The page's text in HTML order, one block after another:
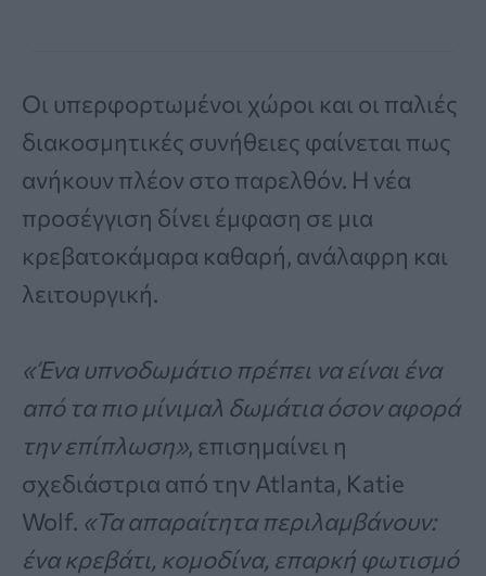
Οι υπερφορτωμένοι χώροι και οι παλιές
διακοσμητικές συνήθειες φαίνεται πως
ανήκουν πλέον στο παρελθόν. Η νέα
προσέγγιση δίνει έμφαση σε μια
κρεβατοκάμαρα καθαρή, ανάλαφρη και
λειτουργική.
«Ένα υπνοδωμάτιο πρέπει να είναι ένα
από τα πιο μίνιμαλ δωμάτια όσον αφορά
την επίπλωση», επισημαίνει η
σχεδιάστρια από την Atlanta, Katie
Wolf. «Τα απαραίτητα περιλαμβάνουν:
ένα κρεβάτι, κομοδίνα, επαρκή φωτισμό